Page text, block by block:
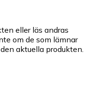
eller läs andras
om de som lämnar
aktuella produkten.